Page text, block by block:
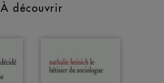
À découvrir